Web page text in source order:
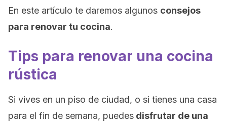
En este artículo te daremos algunos consejos
para renovar tu cocina.
Tips para renovar una cocina
rústica
Si vives en un piso de ciudad, o si tienes una casa
para el fin de semana, puedes disfrutar de una